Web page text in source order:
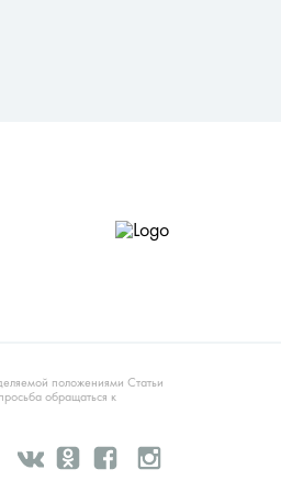
положениями Статьи
обращаться к